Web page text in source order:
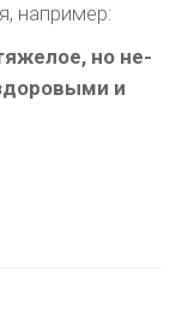
например:
но не­
и